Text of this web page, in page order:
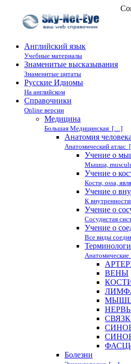
Английский язык
Учебные материалы
Знаменитые высказывания
Знаменитые цитаты
Русские Идиомы
На английском
Справочники
Online версии
Медицина
Большая Медицинская […]
Анатомия человека
Анатомический
Учение о
Мышца,
Учение о
Кости, ossa,
Учение о
К
Учение о
Сосудистая
Учение о
Все виды
ВЕНЫ
Болезни